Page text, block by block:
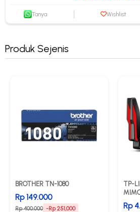
Tanya Wishlist
Produk Sejenis
BROTHER TN-1080
Rp 149.000
Rp 400.000 -Rp 251,000
TP-
Rp